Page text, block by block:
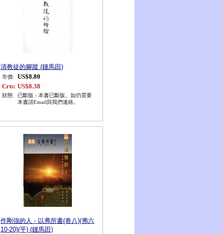
清教徒的腳蹤 (鍾馬田)
市價:
US$8.80
Crts: US$8.38
狀態:
已斷版 - 本書已斷版。如仍需要
本書請Email與我們連絡。
作剛強的人 - 以弗所書(卷八)(弗六
10-20)(平) (鍾馬田)